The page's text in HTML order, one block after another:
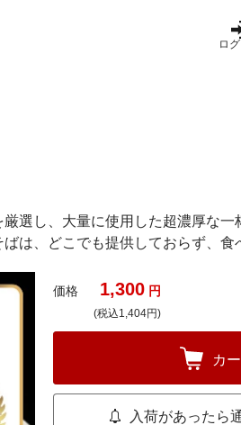
ロ
選し、大量に使用した超濃厚な一
は、どこでも提供しておらず、食
価格 1,300 円
(税込1,404円)
カ
入荷があったら